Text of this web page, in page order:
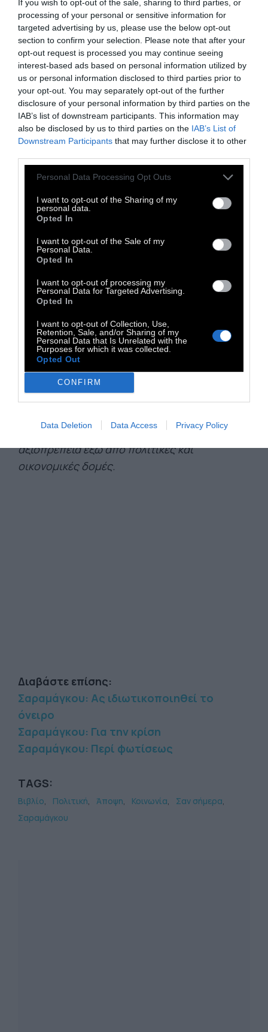
If you wish to opt-out of the sale, sharing to third parties, or
processing of your personal or sensitive information for
targeted advertising by us, please use the below opt-out
section to confirm your selection. Please note that after your
opt-out request is processed you may continue seeing
interest-based ads based on personal information utilized by
us or personal information disclosed to third parties prior to
your opt-out. You may separately opt-out of the further
disclosure of your personal information by third parties on the
IAB’s list of downstream participants. This information may
also be disclosed by us to third parties on the IAB’s List of
Downstream Participants that may further disclose it to other
Personal Data Processing Opt Outs
I want to opt-out of the Sharing of my
personal data.
Opted In
I want to opt-out of the Sale of my
Personal Data.
Opted In
I want to opt-out of processing my
Personal Data for Targeted Advertising.
Opted In
I want to opt-out of Collection, Use,
Retention, Sale, and/or Sharing of my
Personal Data that Is Unrelated with the
Purposes for which it was collected.
Opted Out
CONFIRM
Data Deletion Data Access Privacy Policy
Σε μια χώρα –συγχωρέστε μου τη λέξη για
άλλη μια φορά– όπου οι τυφλοί
πολλαπλασιαζόντουσαν όσο δίνονταν
συντάξεις αναπηρίας και κατόρθωναν οι
τυφλοί να ‘χουν δυο μάτια αετίσια κάθε που
στέκονται ουρά να την τσεπώσουν, χάθηκε να
τσοντάρουμε να πάρουμε και λίγο σκοινί
παραπάνω για τη βάρκα;»
Αποσπάσματα από το βιβλίο του Ζοζέ
Σαραμάγκου, Περί τυφλότητας, Εκδ.
Νοεμβρίου 1922 - 18 Ιουνίου 2010) ήταν
Πορτογάλος συγγραφέας, ποιητής,
σεναριογράφος και δημοσιογράφος,
τιμημένος με Βραβείο Νόμπελ Λογοτεχνίας το
θεωρούνται αλληγορικά, δίνουν μεγάλη
έμφαση στον ανθρώπινο παράγοντα. Οι
χαρακτήρες του αγωνίζονται για την ανάγκη
να συνδεθούν μεταξύ τους, να
σφυρηλατήσουν σχέσεις και δεσμούς
για ιδιαιτερότητα, ατομικότητα, νόημα και
αξιοπρέπεια έξω από πολιτικές και
οικονομικές δομές.
Διαβάστε επίσης:
Σαραμάγκου: Ας ιδιωτικοποιηθεί το
όνειρο
Σαραμάγκου: Για την κρίση
Σαραμάγκου: Περί φωτίσεως
TAGS:
Βιβλίο Πολιτική Άποψη Κοινωνία
Σαν σήμερα
Σαραμάγκου